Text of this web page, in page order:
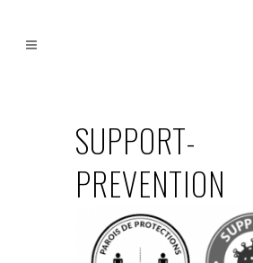
SUPPORT-
PREVENTION